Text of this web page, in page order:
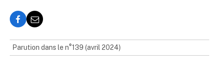
Parution dans le n°139 (avril 2024)